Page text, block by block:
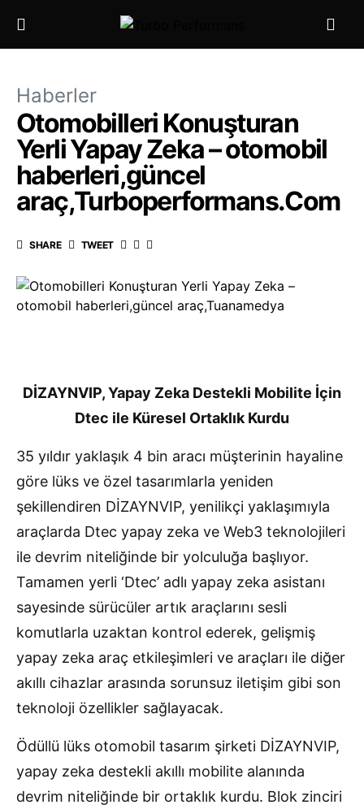
Haberler
Otomobilleri Konuşturan
Yerli Yapay Zeka – otomobil
haberleri,güncel
araç,Turboperformans.Com
SHARE TWEET
DİZAYNVIP, Yapay Zeka Destekli Mobilite İçin
Dtec ile Küresel Ortaklık Kurdu
35 yıldır yaklaşık 4 bin aracı müşterinin hayaline
göre lüks ve özel tasarımlarla yeniden
şekillendiren DİZAYNVIP, yenilikçi yaklaşımıyla
araçlarda Dtec yapay zeka ve Web3 teknolojileri
ile devrim niteliğinde bir yolculuğa başlıyor.
Tamamen yerli ‘Dtec’ adlı yapay zeka asistanı
sayesinde sürücüler artık araçlarını sesli
komutlarla uzaktan kontrol ederek, gelişmiş
yapay zeka araç etkileşimleri ve araçları ile diğer
akıllı cihazlar arasında sorunsuz iletişim gibi son
teknoloji özellikler sağlayacak.
Ödüllü lüks otomobil tasarım şirketi DİZAYNVIP,
yapay zeka destekli akıllı mobilite alanında
devrim niteliğinde bir ortaklık kurdu. Blok zinciri